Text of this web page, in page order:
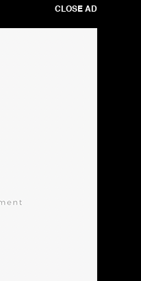
CLOSE AD